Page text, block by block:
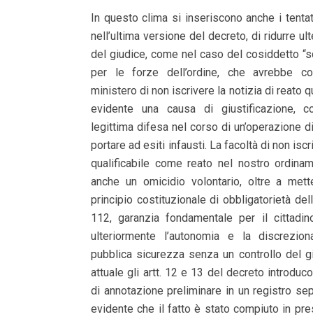
In questo clima si inseriscono anche i
nell’ultima versione del decreto, di ridurre
del giudice, come nel caso del cosiddetto
per le forze dell’ordine, che avrebbe
ministero di non iscrivere la notizia di reato
evidente una causa di giustificazione,
legittima difesa nel corso di un’operazione
portare ad esiti infausti. La facoltà di non
qualificabile come reato nel nostro
anche un omicidio volontario, oltre a
principio costituzionale di obbligatorietà
112, garanzia fondamentale per il
ulteriormente l’autonomia e la
pubblica sicurezza senza un controllo del
attuale gli artt. 12 e 13 del decreto
di annotazione preliminare in un registro
evidente che il fatto è stato compiuto in